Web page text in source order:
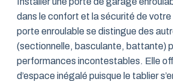
dans le confort et la sécurité de
porte enroulable se distingue des
(sectionnelle, basculante, battante)
performances incontestables. Elle
d’espace inégalé puisque le tablier